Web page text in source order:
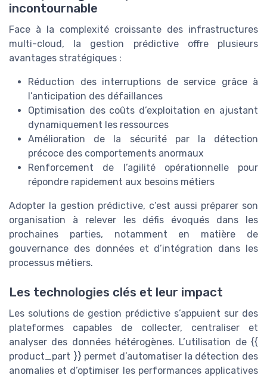
incontournable
Face à la complexité croissante des infrastructures
multi-cloud, la gestion prédictive offre plusieurs
avantages stratégiques :
Réduction des interruptions de service grâce à
l’anticipation des défaillances
Optimisation des coûts d’exploitation en ajustant
dynamiquement les ressources
Amélioration de la sécurité par la détection
précoce des comportements anormaux
Renforcement de l’agilité opérationnelle pour
répondre rapidement aux besoins métiers
Adopter la gestion prédictive, c’est aussi préparer son
organisation à relever les défis évoqués dans les
prochaines parties, notamment en matière de
gouvernance des données et d’intégration dans les
processus métiers.
Les technologies clés et leur impact
Les solutions de gestion prédictive s’appuient sur des
plateformes capables de collecter, centraliser et
analyser des données hétérogènes. L’utilisation de {{
product_part }} permet d’automatiser la détection des
anomalies et d’optimiser les performances applicatives